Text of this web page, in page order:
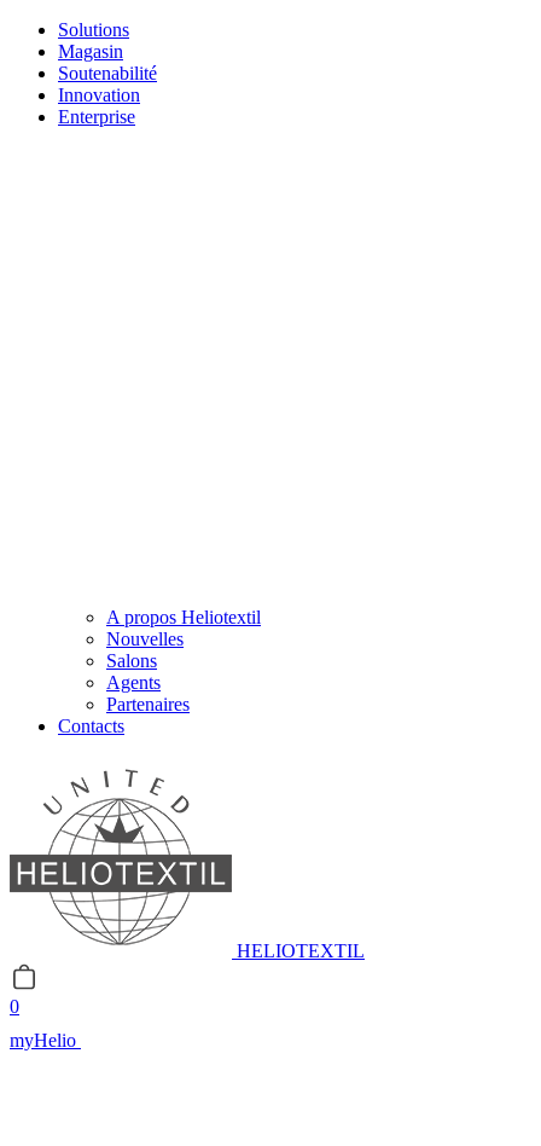
Solutions
Magasin
Soutenabilité
Innovation
Enterprise
A propos Heliotextil
Nouvelles
Salons
Agents
Partenaires
Contacts
HELIOTEXTIL
0
myHelio